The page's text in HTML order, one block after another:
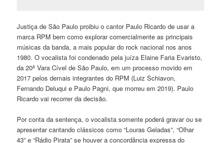
Justiça de São Paulo proibiu o cantor Paulo Ricardo de usar a
marca RPM bem como explorar comercialmente as principais
músicas da banda, a mais popular do rock nacional nos anos
1980. O vocalista foi condenado pela juíza Elaine Faria Evaristo,
da 20ª Vara Cível de São Paulo, em um processo movido em
2017 pelos demais integrantes do RPM (Luiz Schiavon,
Fernando Deluqui e Paulo Pagni, que morreu em 2019). Paulo
Ricardo vai recorrer da decisão.
Por conta da sentença, o vocalista somente poderá gravar ou se
apresentar cantando clássicos como “Louras Geladas”, “Olhar
43” e “Rádio Pirata” se houver a concordância expressa do